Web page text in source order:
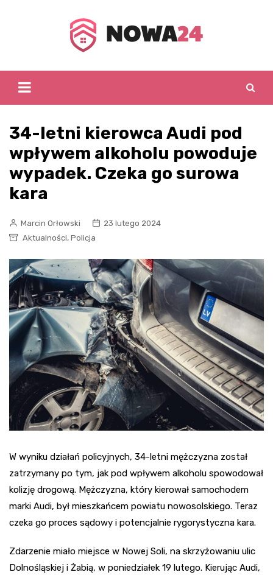
34-letni kierowca Audi pod
wpływem alkoholu powoduje
wypadek. Czeka go surowa
kara
Marcin Orłowski
23 lutego 2024
Aktualności, Policja
W wyniku działań policyjnych, 34-letni mężczyzna został
zatrzymany po tym, jak pod wpływem alkoholu spowodował
kolizję drogową. Mężczyzna, który kierował samochodem
marki Audi, był mieszkańcem powiatu nowosolskiego. Teraz
czeka go proces sądowy i potencjalnie rygorystyczna kara.
Zdarzenie miało miejsce w Nowej Soli, na skrzyżowaniu ulic
Dolnośląskiej i Żabią, w poniedziałek 19 lutego. Kierując Audi,